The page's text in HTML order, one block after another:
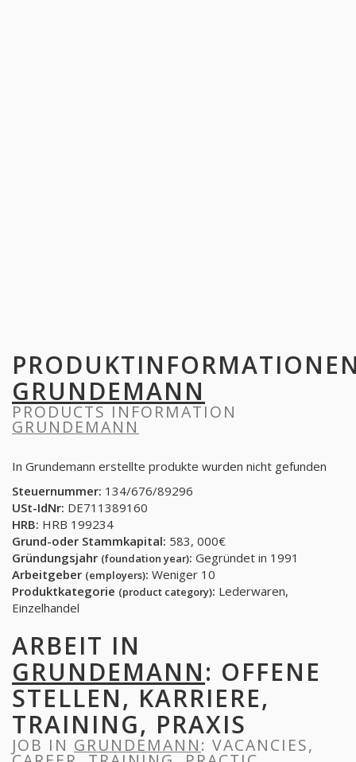
GRUNDEMANN
PRODUCTS INFORMATION
GRUNDEMANN
In Grundemann erstellte produkte wurden nicht gefunden
Steuernummer: 134/676/89296
USt-IdNr: DE711389160
HRB: HRB 199234
Grund-oder Stammkapital: 583, 000€
Gründungsjahr (foundation year): Gegründet in 1991
Arbeitgeber (employers): Weniger 10
Produktkategorie (product category): Lederwaren,
Einzelhandel
ARBEIT IN
GRUNDEMANN: OFFENE
STELLEN, KARRIERE,
TRAINING, PRAXIS
JOB IN GRUNDEMANN: VACANCIES,